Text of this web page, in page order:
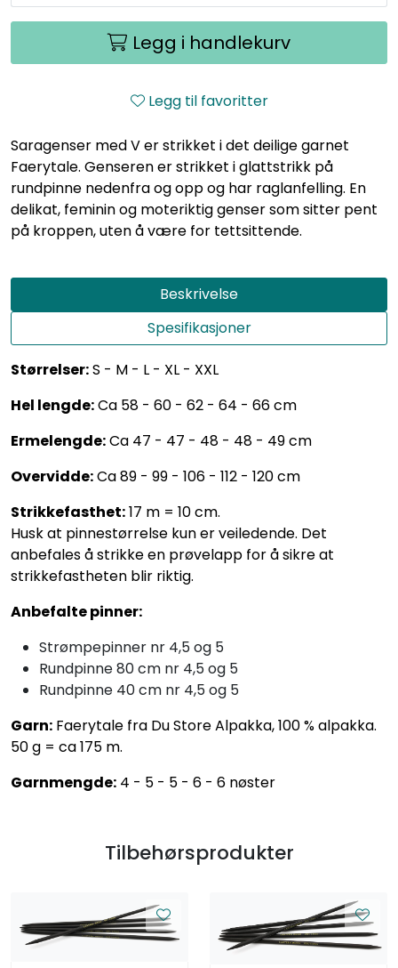
Legg i handlekurv
Legg til favoritter
Saragenser med V er strikket i det deilige garnet
Faerytale. Genseren er strikket i glattstrikk på
rundpinne nedenfra og opp og har raglanfelling. En
delikat, feminin og moteriktig genser som sitter pent
på kroppen, uten å være for tettsittende.
Beskrivelse
Spesifikasjoner
Størrelser:S - M - L - XL - XXL
Hel lengde:Ca 58 - 60 - 62 - 64 - 66 cm
Ermelengde:Ca 47 - 47 - 48 - 48 - 49 cm
Overvidde:Ca 89 - 99 - 106 - 112 - 120 cm
Strikkefasthet:17 m = 10 cm.
Husk at pinnestørrelse kun er veiledende. Det
anbefales å strikke en prøvelapp for å sikre at
strikkefastheten blir riktig.
Anbefalte pinner:
Strømpepinner nr 4,5 og 5
Rundpinne 80 cm nr 4,5 og 5
Rundpinne 40 cm nr 4,5 og 5
Garn: Faerytale fra Du Store Alpakka, 100 % alpakka.
50 g = ca 175 m.
Garnmengde: 4 - 5 - 5 - 6 - 6 nøster
Tilbehørsprodukter